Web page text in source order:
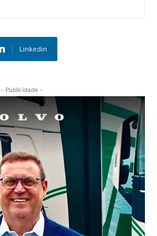
Linkedin
- Publicidade -